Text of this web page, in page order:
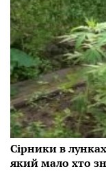
Сірники в
який мало хто